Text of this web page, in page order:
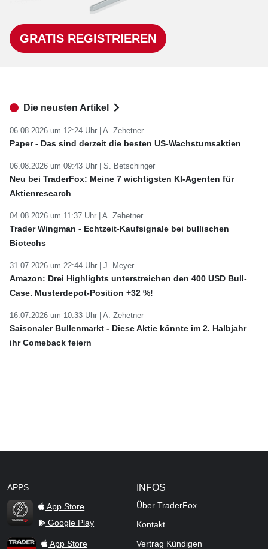
GRATIS REGISTRIEREN
Die neusten Artikel
06.08.2026 um 12:24 Uhr | A. Zehetner
Paper - Das sind derzeit die besten US-Wachstumsaktien
06.08.2026 um 09:43 Uhr | S. Betschinger
Neu bei TraderFox: Meine 7 wichtigsten KI-Agenten für
Aktienresearch
04.08.2026 um 11:37 Uhr | A. Zehetner
Trader Wingman - Echtzeit-Kaufsignale bei bullischen
Biotechs
31.07.2026 um 22:44 Uhr | J. Meyer
Amazon: Drei Highlights unterstreichen den 400 USD Bull-
Case. Musterdepot-Position +32 %!
16.07.2026 um 10:33 Uhr | A. Zehetner
Saisonaler Bullenmarkt - Diese Aktie könnte im 2. Halbjahr
ihr Comeback feiern
APPS
TraderFox Flash
App Store
Google Play
TraderFox AppApp Store
INFOS
Über TraderFox
Kontakt
Vertrag Kündigen